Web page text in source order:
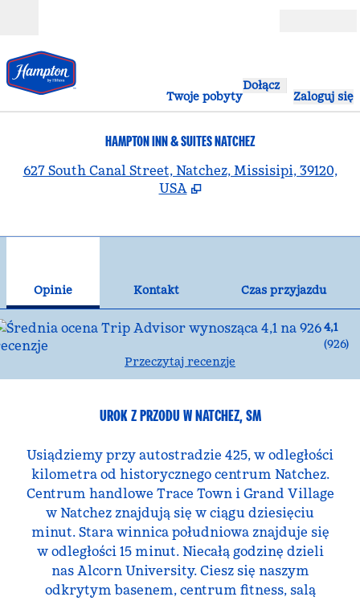
Twoje pobyty
Dołącz
Zaloguj się
HAMPTON INN & SUITES NATCHEZ
627 South Canal Street, Natchez, Missisipi, 39120,
USA
Opinie Kontakt
Czas przyjazdu
4,1
(926)
Przeczytaj recenzje
UROK Z PRZODU W NATCHEZ, SM
Usiądziemy przy autostradzie 425, w odległości
kilometra od historycznego centrum Natchez.
Centrum handlowe Trace Town i Grand Village
w Natchez znajdują się w ciągu dziesięciu
minut. Stara winnica południowa znajduje się
w odległości 15 minut. Niecałą godzinę dzieli
nas Alcorn University. Ciesz się naszym
odkrytym basenem, centrum fitness, salą